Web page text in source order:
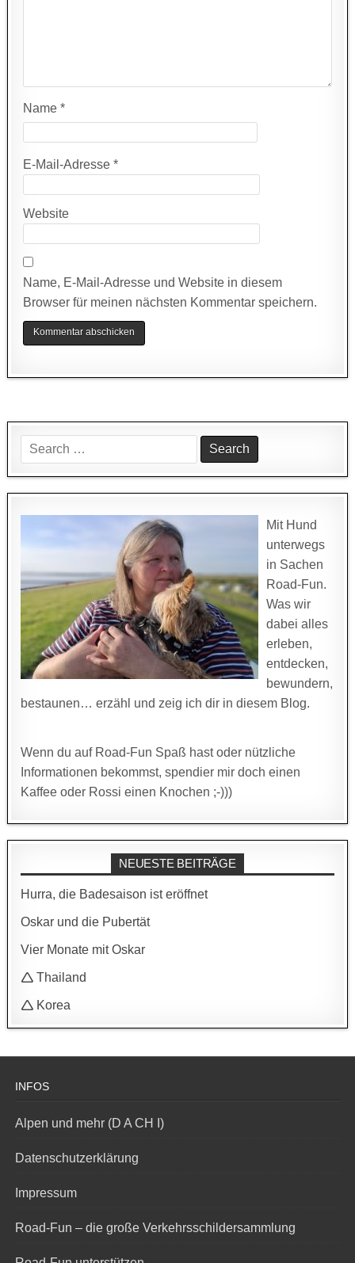
Name*
E-Mail-Adresse*
Website
Name, E-Mail-Adresse und Website in diesem
Browser für meinen nächsten Kommentar speichern.
Search
for:
Mit Hund
unterwegs
in Sachen
Road-Fun.
Was wir
dabei alles
erleben,
entdecken,
bewundern,
bestaunen… erzähl und zeig ich dir in diesem Blog.
Wenn du auf Road-Fun Spaß hast oder nützliche
Informationen bekommst, spendier mir doch einen
Kaffee oder Rossi einen Knochen ;-)))
NEUESTE BEITRÄGE
Hurra, die Badesaison ist eröffnet
Oskar und die Pubertät
Vier Monate mit Oskar
🛆 Thailand
🛆 Korea
INFOS
Alpen und mehr (D A CH I)
Datenschutzerklärung
Impressum
Road-Fun – die große Verkehrsschildersammlung